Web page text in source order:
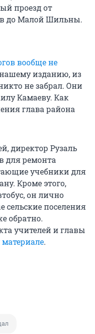
проезд от
до Малой Шильны.
вообще не
нашему изданию, из
не забрал. Они
Камаеву. Как
глава района
директор Рузаль
для ремонта
учебники для
Кроме этого,
он лично
сельские поселения
обратно.
учителей и главы
.